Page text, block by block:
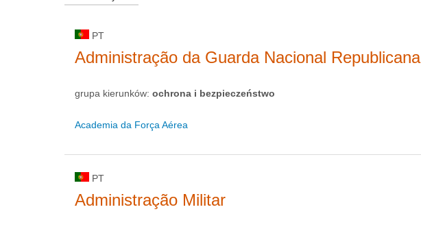
PT
Administração da Guarda Nacional Republicana
grupa kierunków: ochrona i bezpieczeństwo
Academia da Força Aérea
PT
Administração Militar